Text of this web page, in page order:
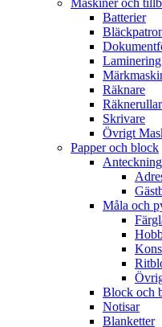
Maskiner och
Batterier
Laminering
Räknare
Skrivare
Övrigt
Papper och block
Måla och
Block och
Notisar
Blanketter